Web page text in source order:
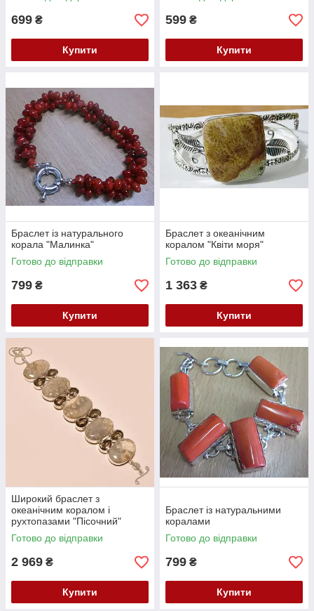
699 ₴
Купити
599 ₴
Купити
Браслет із натурального
корала "Малинка"
Готово до відправки
799 ₴
Купити
Браслет з океанічним
коралом "Квіти моря"
Готово до відправки
1 363 ₴
Купити
Широкий браслет з
океанічним коралом і
рухтопазами "Пісочний"
Готово до відправки
2 969 ₴
Купити
Браслет із натуральними
коралами
Готово до відправки
799 ₴
Купити